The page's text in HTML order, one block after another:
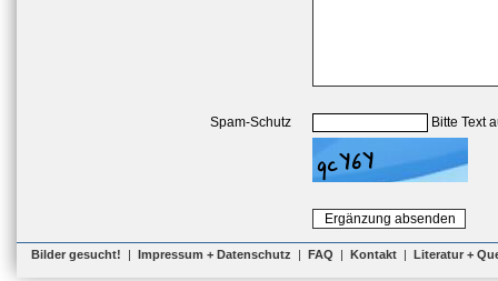
Spam-Schutz Bitte Text
Bilder gesucht! | Impressum + Datenschutz | FAQ | Kontakt | Literatur +